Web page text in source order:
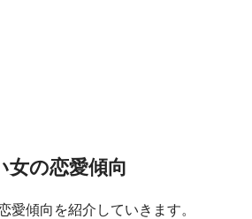
女の恋愛傾向
愛傾向を紹介していきます。